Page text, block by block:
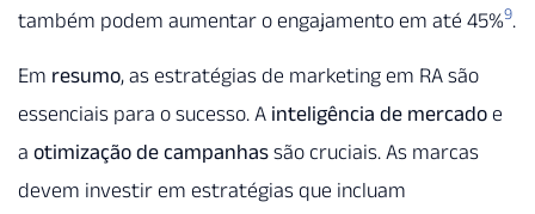
também podem aumentar o engajamento em até 45%9.
Em resumo, as estratégias de marketing em RA são
essenciais para o sucesso. A inteligência de mercado e
a otimização de campanhas são cruciais. As marcas
devem investir em estratégias que incluam